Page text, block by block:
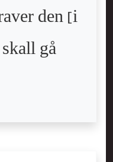
den [i
gå